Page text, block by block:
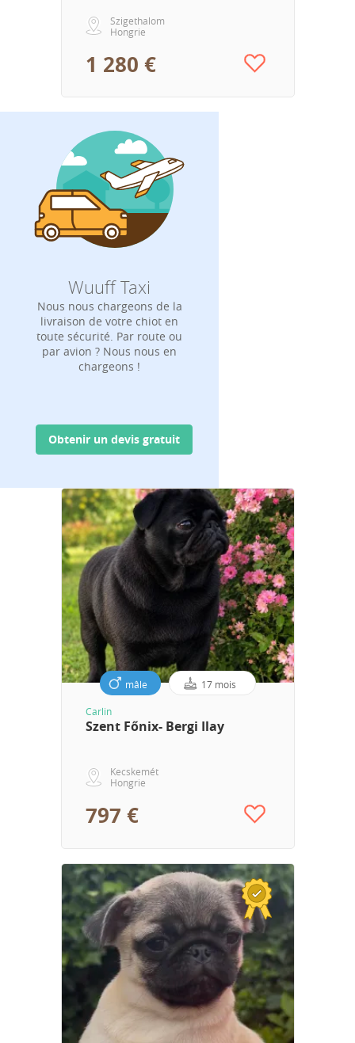
Szigethalom
Hongrie
1 280 €
Wuuff Taxi
Nous nous chargeons de la
livraison de votre chiot en
toute sécurité. Par route ou
par avion ? Nous nous en
chargeons !
Obtenir un devis gratuit
mâle 17 mois
Carlin
Szent Főnix- Bergi Ilay
Kecskemét
Hongrie
797 €